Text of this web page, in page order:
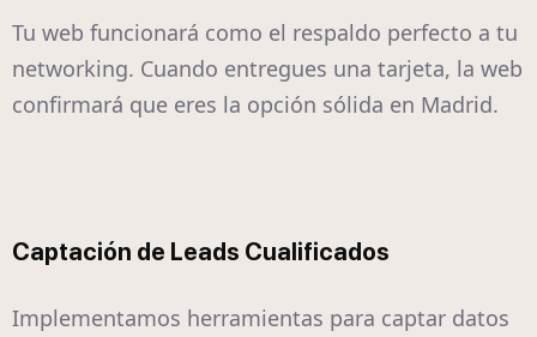
Tu web funcionará como el respaldo perfecto a tu
networking. Cuando entregues una tarjeta, la web
confirmará que eres la opción sólida en Madrid.
Captación de Leads Cualificados
Implementamos herramientas para captar datos